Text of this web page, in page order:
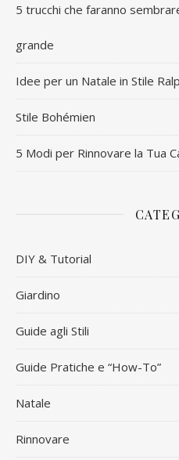
5 trucchi che faranno
grande
Idee per un Natale in Stile
Stile Bohémien
5 Modi per Rinnovare la Tua
DIY & Tutorial
Giardino
Guide agli Stili
Guide Pratiche e “How-To”
Natale
Rinnovare